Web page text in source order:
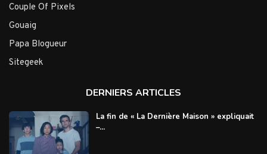
Couple Of Pixels
Gouaig
Papa Blogueur
Sitegeek
DERNIERS ARTICLES
La fin de « La Dernière Maison » expliquait
–...